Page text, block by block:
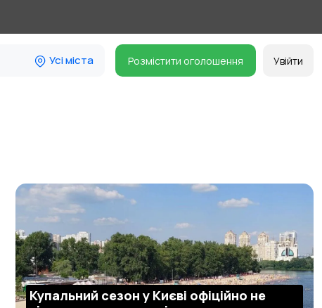
Усі міста Розмістити оголошення Увійти
Купальний сезон у Києві офіційно не